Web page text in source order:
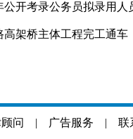
公开考录公务员拟录用人
高架桥主体工程完工通车
问 | 广告服务 | 联